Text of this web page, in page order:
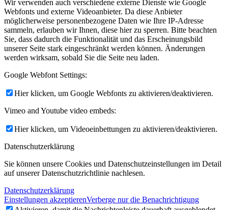
Wir verwenden auch verschiedene externe Dienste wie Google
Webfonts und externe Videoanbieter. Da diese Anbieter
möglicherweise personenbezogene Daten wie Ihre IP-Adresse
sammeln, erlauben wir Ihnen, diese hier zu sperren. Bitte beachten
Sie, dass dadurch die Funktionalität und das Erscheinungsbild
unserer Seite stark eingeschränkt werden können. Änderungen
werden wirksam, sobald Sie die Seite neu laden.
Google Webfont Settings:
Hier klicken, um Google Webfonts zu aktivieren/deaktivieren.
Vimeo and Youtube video embeds:
Hier klicken, um Videoeinbettungen zu aktivieren/deaktivieren.
Datenschutzerklärung
Sie können unsere Cookies und Datenschutzeinstellungen im Detail
auf unserer Datenschutzrichtlinie nachlesen.
Datenschutzerklärung
Einstellungen akzeptierenVerberge nur die Benachrichtigung